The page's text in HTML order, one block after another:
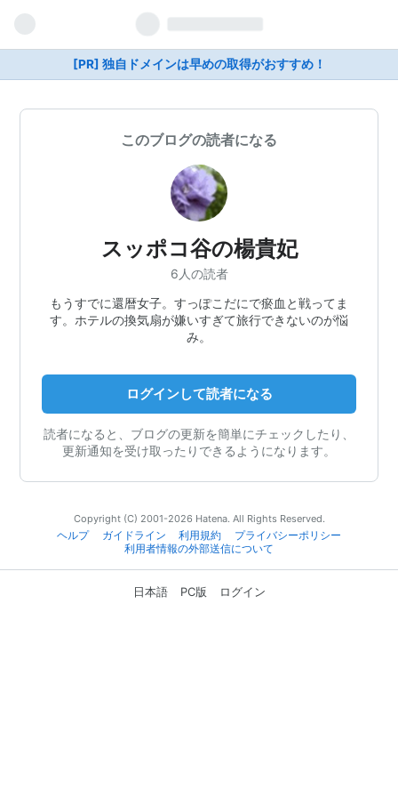
[PR] 独自ドメインは早めの取得がおすすめ！
このブログの読者になる
スッポコ谷の楊貴妃
6人の読者
もうすでに還暦女子。すっぽこだにで瘀血と戦ってま
す。ホテルの換気扇が嫌いすぎて旅行できないのが悩
み。
ログインして読者になる
読者になると、ブログの更新を簡単にチェックしたり、
更新通知を受け取ったりできるようになります。
Copyright (C) 2001-2026 Hatena. All Rights Reserved.
ヘルプ
ガイドライン 利用規約
プライバシーポリシー
利用者情報の外部送信について
日本語 PC版 ログイン